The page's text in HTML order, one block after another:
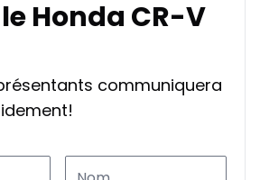
Honda CR-V
communiquera